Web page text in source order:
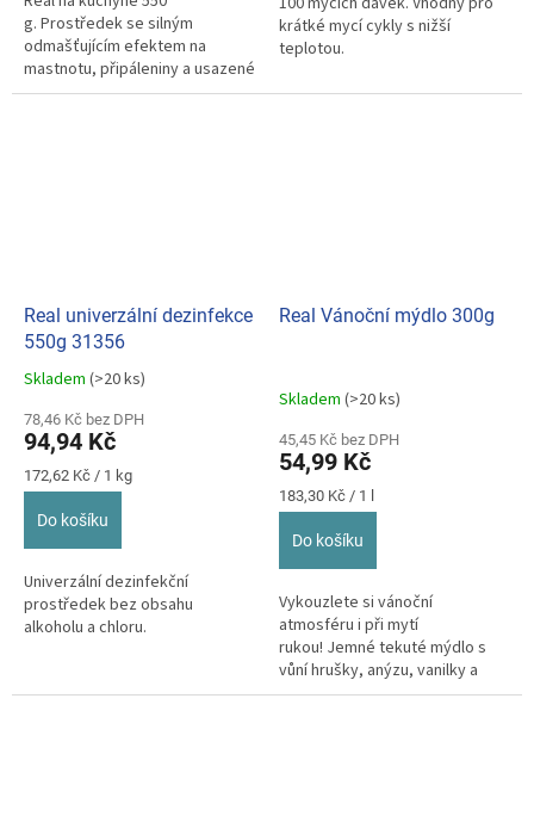
g. Prostředek se silným
odmašťujícím efektem na
mastnotu, připáleniny a usazené
nečistoty kdekoliv v
krátké mycí cykly s nižší
teplotou.
Real univerzální dezinfekce
550g 31356
Průměrné
produktu
je
5,0
z
Skladem (>20 ks)
78,46 Kč bez DPH
94,94 Kč
Měrná
cena:
172,62 Kč / 1 kg
Do košíku
Univerzální dezinfekční
prostředek bez obsahu
alkoholu a chloru.
Real Vánoční mýdlo 300g
Skladem (>20 ks)
45,45 Kč bez DPH
54,99 Kč
Měrná
cena:
183,30 Kč / 1 l
Do košíku
Vykouzlete si vánoční
atmosféru i při mytí
rukou! Jemné tekuté mýdlo s
vůní hrušky, anýzu, vanilky a
skořice šetrně čistí, nevysušuje